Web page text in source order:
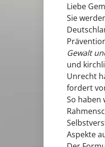
Liebe
Sie
Gewalt
und
Unrecht
fordert
So haben
Aspekte